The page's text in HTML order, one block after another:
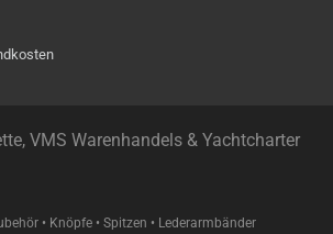
VMS Warenhandels & Yachtcharter
• Knöpfe • Spitzen • Lederarmbänder